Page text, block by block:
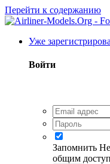
Перейти к содержанию
Уже
Войти
Запомнить
общим